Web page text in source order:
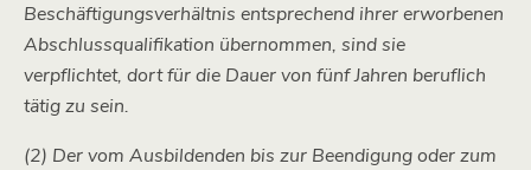
Beschäftigungsverhältnis entsprechend ihrer erworbenen
Abschlussqualifikation übernommen, sind sie
verpflichtet, dort für die Dauer von fünf Jahren beruflich
tätig zu sein.
(2) Der vom Ausbildenden bis zur Beendigung oder zum